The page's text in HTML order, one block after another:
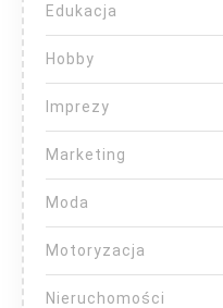
Edukacja
Hobby
Imprezy
Marketing
Moda
Motoryzacja
Nieruchomości